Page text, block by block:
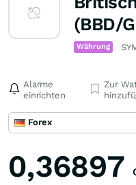
(BBD/
Währung
Alarme
einrichten
Zur
Forex
0,36897